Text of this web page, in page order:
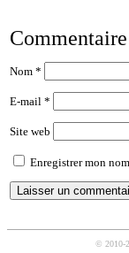
Commentaire
Nom *
E-mail *
Site web
Enregistrer mon
© 2010-